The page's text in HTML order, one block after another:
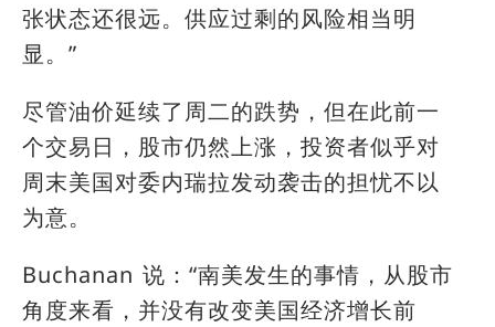
张状态还很远。供应过剩的风险相当明
显。”
尽管油价延续了周二的跌势，但在此前一
个交易日，股市仍然上涨，投资者似乎对
周末美国对委内瑞拉发动袭击的担忧不以
为意。
Buchanan 说：“南美发生的事情，从股市
角度来看，并没有改变美国经济增长前